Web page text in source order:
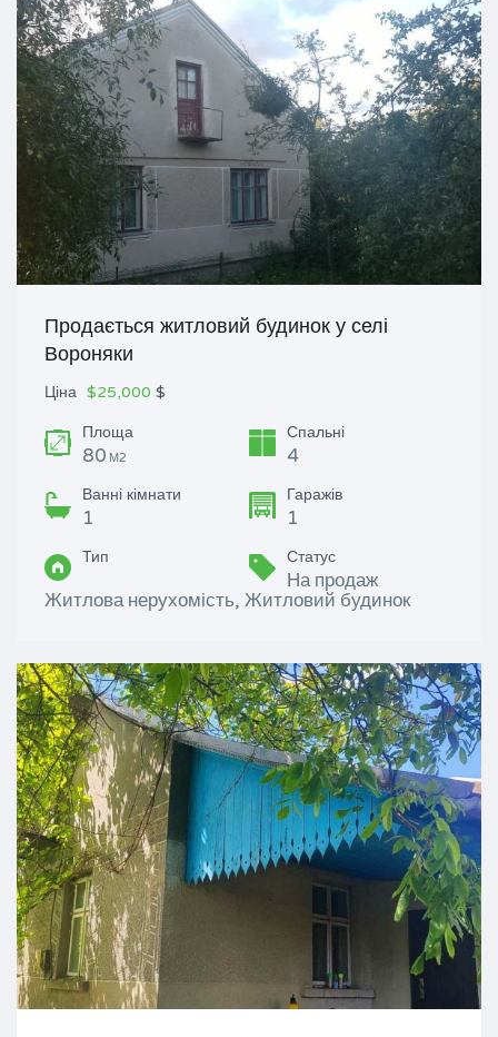
Продається житловий будинок у селі
Вороняки
Ціна $25,000 $
Площа
80 М2
Спальні
4
Ванні кімнати
1
Гаражів
1
Тип
Житлова нерухомість, Житловий будинок
Статус
На продаж